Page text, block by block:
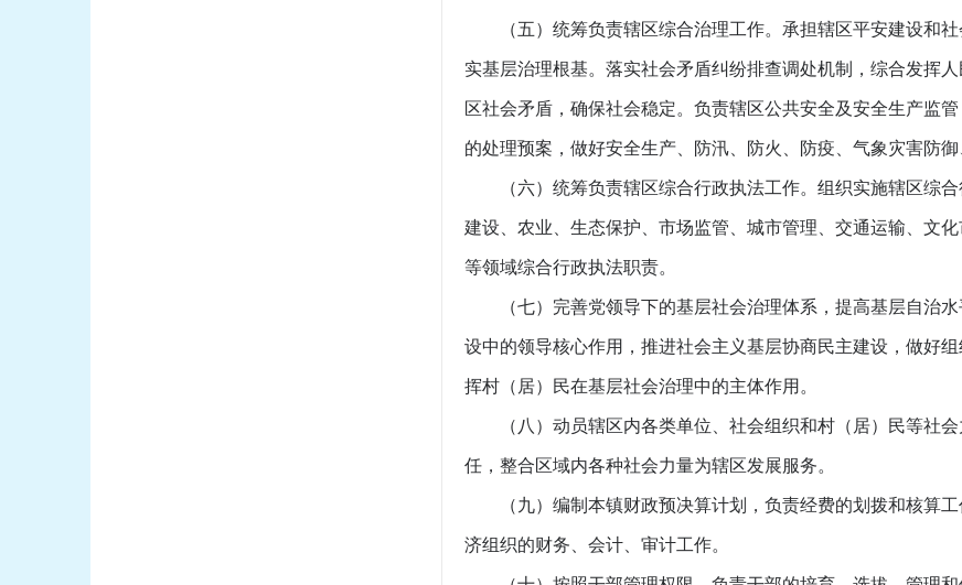
（五）统筹负责辖区综合治理工作。承担辖区平安建设和社
实基层治理根基。落实社会矛盾纠纷排查调处机制，综合发挥
区社会矛盾，确保社会稳定。负责辖区公共安全及安全生产监
的处理预案，做好安全生产、防汛、防火、防疫、气象灾害防
（六）统筹负责辖区综合行政执法工作。组织实施辖区综合
建设、农业、生态保护、市场监管、城市管理、交通运输、文
等领域综合行政执法职责。
（七）完善党领导下的基层社会治理体系，提高基层自治水
设中的领导核心作用，推进社会主义基层协商民主建设，做好
挥村（居）民在基层社会治理中的主体作用。
（八）动员辖区内各类单位、社会组织和村（居）民等社会
任，整合区域内各种社会力量为辖区发展服务。
（九）编制本镇财政预决算计划，负责经费的划拨和核算工
济组织的财务、会计、审计工作。